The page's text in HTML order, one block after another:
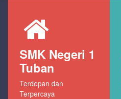
SMK Negeri 1
Tuban
Terdepan dan
Terpercaya